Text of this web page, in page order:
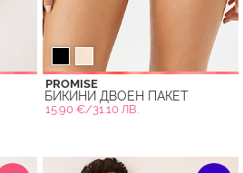
PROMISE
БИКИНИ ДВОЕН ПАКЕТ
15.90 €/31.10 ЛВ.